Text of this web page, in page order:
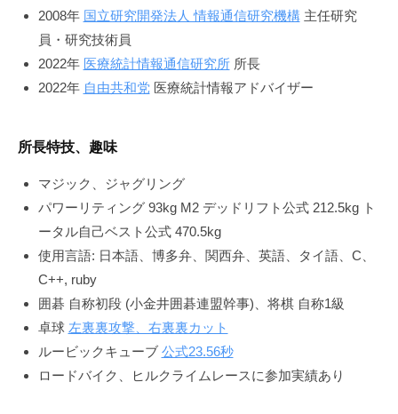
2008年 国立研究開発法人 情報通信研究機構主任研究
員・研究技術員
2022年 医療統計情報通信研究所所長
2022年 自由共和党医療統計情報アドバイザー
所長特技、趣味
マジック、ジャグリング
パワーリティング 93kg M2 デッドリフト公式 212.5kg ト
ータル自己ベスト公式 470.5kg
使用言語: 日本語、博多弁、関西弁、英語、タイ語、C、
C++, ruby
囲碁 自称初段 (小金井囲碁連盟幹事)、将棋 自称1級
卓球 左裏裏攻撃、右裏裏カット
ルービックキューブ 公式23.56秒
ロードバイク、ヒルクライムレースに参加実績あり